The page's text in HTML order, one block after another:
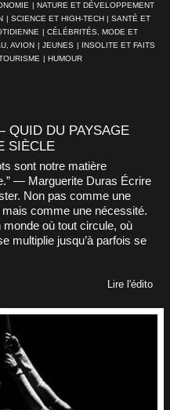
| NATURE ET DÉVELOPPEMENT
| SCIENCE ET HIGH-TECH | SANTÉ ET
| CÉLÉBRITÉS, MODE ET
AVION | JEUNES | INSOLITE ET FAITS
| HUMOUR
QUID DU PAYSAGE
SIÈCLE
sont notre matière
— Marguerite Duras Écrire
Non pas comme une
comme une nécessité.
monde où tout circule, où
multiplie jusqu’à parfois se
Lire l'édito